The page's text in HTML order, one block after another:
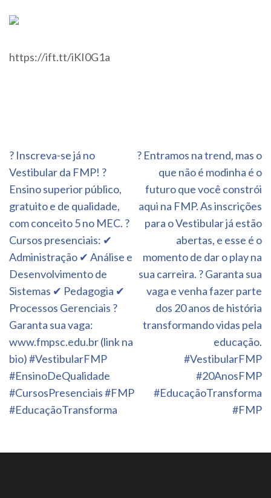
https://ift.tt/iKI0G1a
Navegação
de
Post
? Inscreva-se já no
Vestibular da FMP! ?
Ensino superior público,
gratuito e de qualidade,
com conceito 5 no MEC. ?
Cursos presenciais: ✔
Administração ✔ Análise e
Desenvolvimento de
Sistemas ✔ Pedagogia ✔
Processos Gerenciais ?
Garanta sua vaga:
www.fmpsc.edu.br (link na
bio) #VestibularFMP
#EnsinoDeQualidade
#CursosPresenciais #FMP
#EducaçãoTransforma
? Entramos na trend, mas o
que não é modinha é o
futuro que você constrói
aqui na FMP. As inscrições
para o Vestibular já estão
abertas, e esse é o
momento de dar o play na
sua carreira. ? Garanta sua
vaga e venha fazer parte
dos 20 anos de história
transformando vidas pela
educação.
#VestibularFMP
#20AnosFMP
#EducaçãoTransforma
#FMP